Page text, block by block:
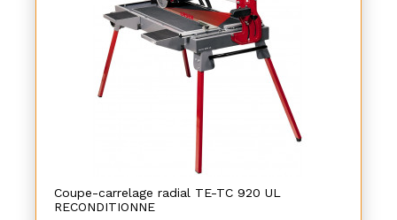
Coupe-carrelage radial TE-TC 920 UL
RECONDITIONNE